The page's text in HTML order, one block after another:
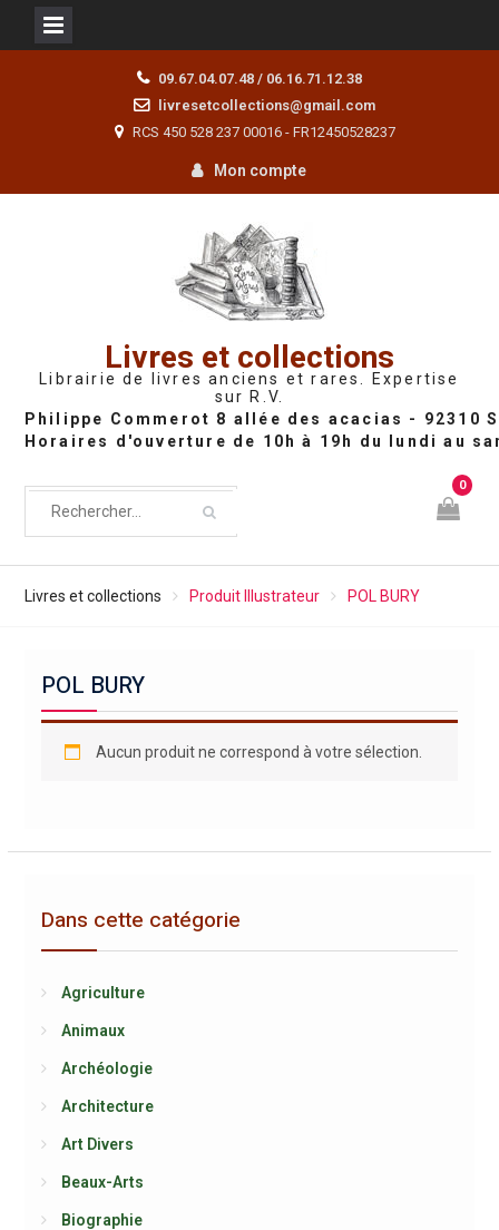
09.67.04.07.48 / 06.16.71.12.38
livresetcollections@gmail.com
RCS 450 528 237 00016 - FR12450528237
Mon compte
Livres et collections
Librairie de livres anciens et rares. Expertise
sur R.V.
0
Livres et collections Produit Illustrateur POL BURY
POL BURY
Aucun produit ne correspond à votre sélection.
Dans cette catégorie
Agriculture
Animaux
Archéologie
Architecture
Art Divers
Beaux-Arts
Biographie